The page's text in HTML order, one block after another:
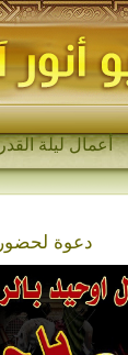
مجالس_
دعوة لحضور